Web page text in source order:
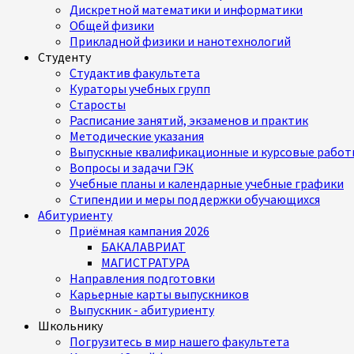
Дискретной математики и информатики
Общей физики
Прикладной физики и нанотехнологий
Студенту
Студактив факультета
Кураторы учебных групп
Старосты
Расписание занятий, экзаменов и практик
Методические указания
Выпускные квалификационные и курсовые
Вопросы и задачи ГЭК
Учебные планы и календарные учебные графики
Стипендии и меры поддержки обучающихся
Абитуриенту
Приёмная кампания 2026
БАКАЛАВРИАТ
МАГИСТРАТУРА
Направления подготовки
Карьерные карты выпускников
Выпускник - абитуриенту
Школьнику
Погрузитесь в мир нашего факультета